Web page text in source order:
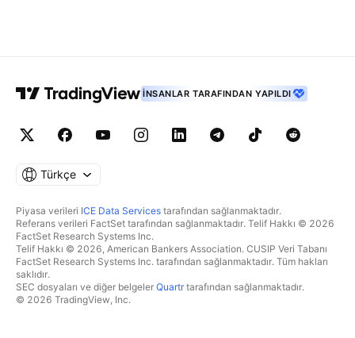
İNSANLAR TARAFINDAN YAPILDI
Türkçe
Piyasa verileri ICE Data Services tarafından sağlanmaktadır.
Referans verileri FactSet tarafından sağlanmaktadır. Telif Hakkı © 2026
FactSet Research Systems Inc.
Telif Hakkı © 2026, American Bankers Association. CUSIP Veri Tabanı
FactSet Research Systems Inc. tarafından sağlanmaktadır. Tüm hakları
saklıdır.
SEC dosyaları ve diğer belgeler Quartrtarafından sağlanmaktadır.
© 2026 TradingView, Inc.